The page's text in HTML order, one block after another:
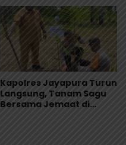
Kapolres Jayapura Turun
Langsung, Tanam Sagu
Bersama Jemaat di